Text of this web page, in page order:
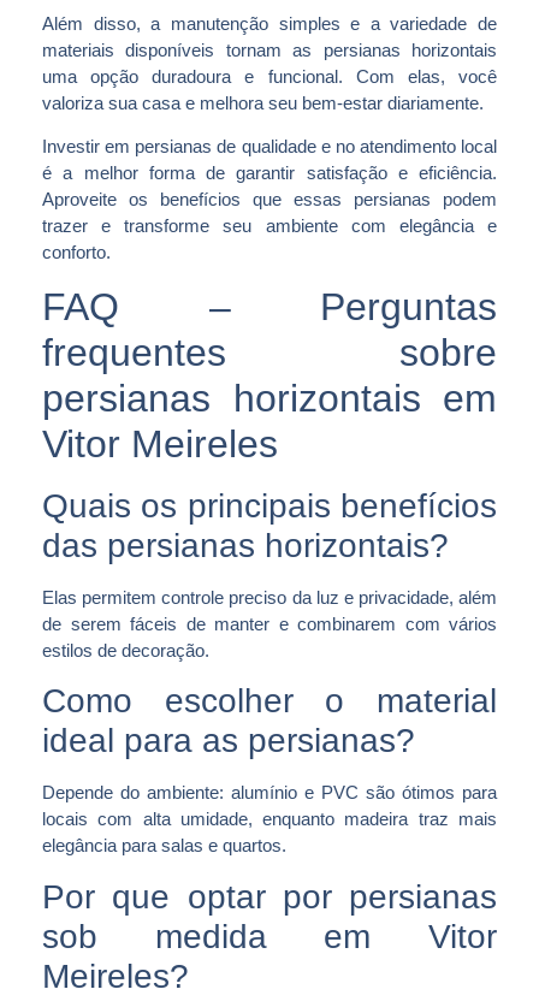
Além disso, a manutenção simples e a variedade de
materiais disponíveis tornam as persianas horizontais
uma opção duradoura e funcional. Com elas, você
valoriza sua casa e melhora seu bem-estar diariamente.
Investir em persianas de qualidade e no atendimento local
é a melhor forma de garantir satisfação e eficiência.
Aproveite os benefícios que essas persianas podem
trazer e transforme seu ambiente com elegância e
conforto.
FAQ – Perguntas
frequentes sobre
persianas horizontais em
Vitor Meireles
Quais os principais benefícios
das persianas horizontais?
Elas permitem controle preciso da luz e privacidade, além
de serem fáceis de manter e combinarem com vários
estilos de decoração.
Como escolher o material
ideal para as persianas?
Depende do ambiente: alumínio e PVC são ótimos para
locais com alta umidade, enquanto madeira traz mais
elegância para salas e quartos.
Por que optar por persianas
sob medida em Vitor
Meireles?